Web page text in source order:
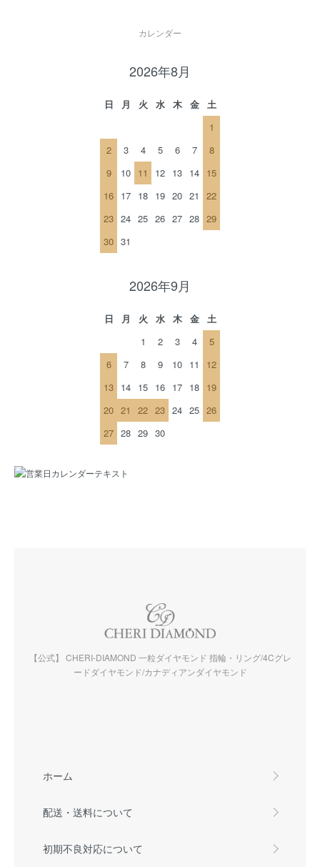
カレンダー
2026年8月
日 月 火 水 木 金
土
1
2
3 4 5 6 7
8
9
10 11 12 13 14 15
16 17 18 19 20 21
22
23 24 25 26 27 28 29
30 31
2026年9月
日 月 火 水 木 金
土
1
2 3 4
5
6
7 8 9 10 11
12
13 14 15 16 17 18 19
20 21 22 23 24 25 26
27 28 29 30
【公式】 CHERI-DIAMOND 一粒ダイヤモンド 指輪・リング/4Cグレ
ードダイヤモンド/カナディアンダイヤモンド
ホーム
配送・送料について
初期不良対応について